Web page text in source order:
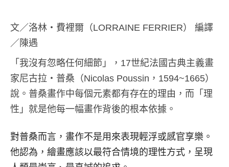
文／洛林‧費裡爾（LORRAINE FERRIER） 編譯
／陳遇
「我沒有忽略任何細節」，17世紀法國古典主義畫
家尼古拉‧普桑（Nicolas Poussin，1594~1665）
說。普桑畫作中每個元素都有存在的理由，而「理
性」就是他每一幅畫作背後的根本依據。
對普桑而言，畫作不是用來表現輕浮或感官享樂。
他認為，繪畫應該以最符合情境的理性方式，呈現